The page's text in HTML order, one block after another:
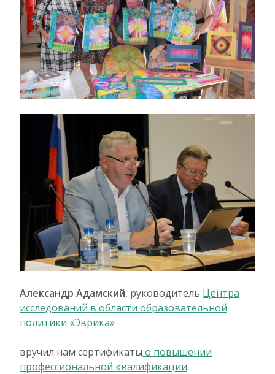
Александр Адамский, руководитель Центра
исследований в области образовательной
политики «Эврика»
вручил нам сертификаты о повышении
профессиональной квалификации.